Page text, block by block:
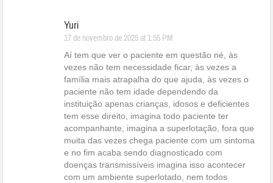
Yuri
17 de novembro de 2025 at 1:55 PM
Aí tem que ver o paciente em questão né, às
vezes não tem necessidade ficar, às vezes a
família mais atrapalha do que ajuda, às vezes o
paciente não tem idade dependendo da
instituição apenas crianças, idosos e deficientes
tem esse direito, imagina todo paciente ter
acompanhante, imagina a superlotação, fora que
muita das vezes chega paciente com um sintoma
e no fim acaba sendo diagnosticado com
doenças transmissíveis imagina isso acontecer
com um ambiente superlotado, nem todos